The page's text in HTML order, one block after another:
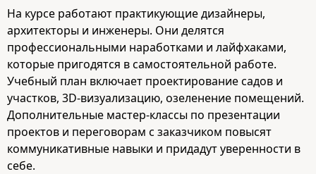
На курсе работают практикующие дизайнеры,
архитекторы и инженеры. Они делятся
профессиональными наработками и лайфхаками,
которые пригодятся в самостоятельной работе.
Учебный план включает проектирование садов и
участков, 3D-визуализацию, озеленение помещений.
Дополнительные мастер-классы по презентации
проектов и переговорам с заказчиком повысят
коммуникативные навыки и придадут уверенности в
себе.